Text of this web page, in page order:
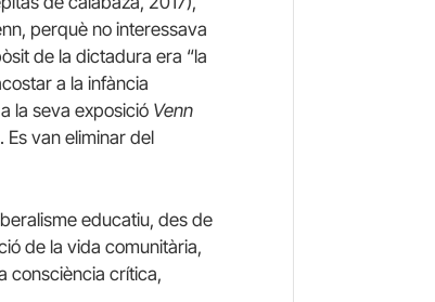
perquè no interessava
de la dictadura era “la
a la infància
la seva exposició Venn
Es van eliminar del
educatiu, des de
de la vida comunitària,
consciència crítica,